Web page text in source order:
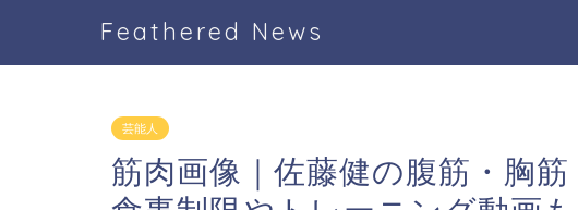
Feathered News
芸能人
筋肉画像｜佐藤健の腹筋・胸筋